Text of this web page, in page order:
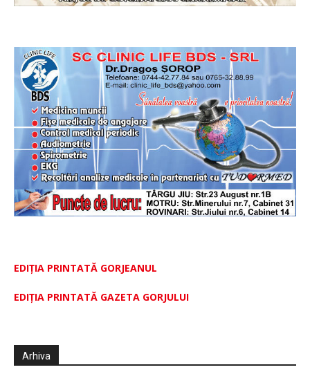
EDIȚIA PRINTATĂ GORJEANUL
EDIŢIA PRINTATĂ GAZETA GORJULUI
Arhiva